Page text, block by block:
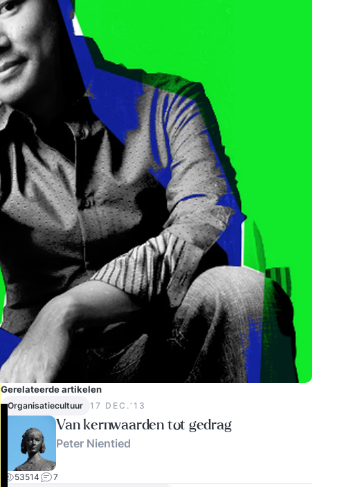
Gerelateerde artikelen
Organisatiecultuur 17 DEC.‘13
Van kernwaarden tot gedrag
Peter Nientied
53514
7